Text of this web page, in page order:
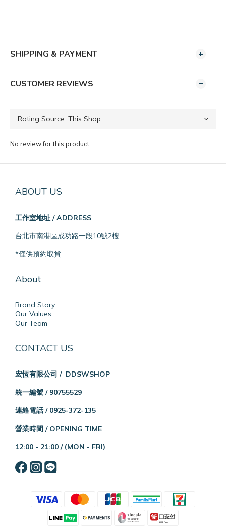
SHIPPING & PAYMENT
CUSTOMER REVIEWS
No review for this product
ABOUT US
工作室地址 / ADDRESS
台北市南港區成功路一段10號2樓
*僅供預約取貨
About
Brand Story
Our Values
Our Team
CONTACT US
宏恆有限公司 / DDSWSHOP
統一編號 / 90755529
連絡電話 / 0925-372-135
營業時間 / OPENING TIME
12:00 - 21:00 / (MON - FRI)